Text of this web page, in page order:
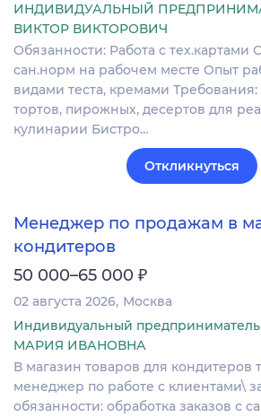
ИНДИВИДУАЛЬНЫЙ
ВИКТОР ВИКТОРОВИЧ
Обязанности: Работа с тех.картами
сан.норм на рабочем месте Опыт
видами теста, кремами
тортов, пирожных, десертов для
кулинарии Бистро…
Откликнуться
Менеджер по продажам в
кондитеров
50 000–65 000 ₽
02 августа 2026 Москва
Индивидуальный
МАРИЯ ИВАНОВНА
В магазин товаров для кондитеров
менеджер по работе с клиентами\
обязанности: обработка заказов с